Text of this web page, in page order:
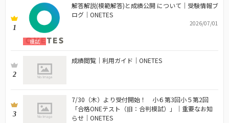
1
模試
解答解説(模範解答)と成績公開 について｜受験情報ブ
ログ｜ONETES
2026/07/01
2
成績閲覧｜利用ガイド｜ONETES
3
7/30（木）より受付開始！ 小６第3回小５第2回
「合格ONEテスト（旧：合判模試）」｜重要なお知
らせ｜ONETES